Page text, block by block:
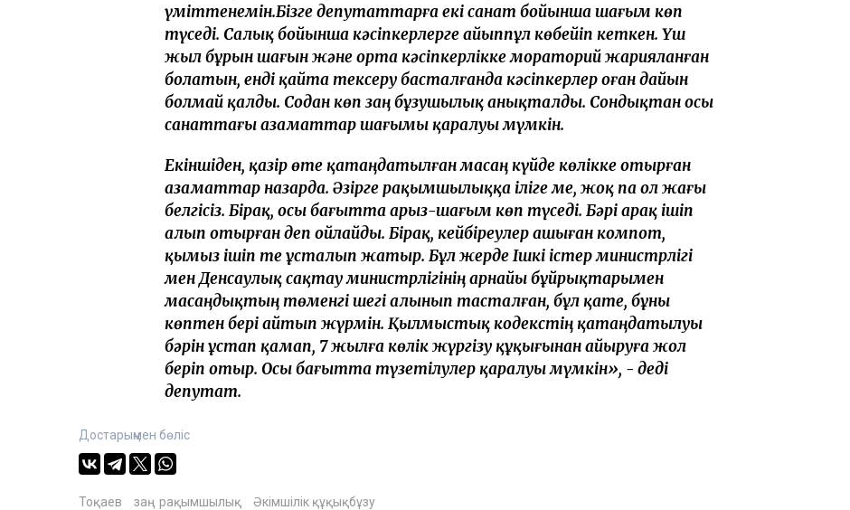
үміттенемін.Бізге депутаттарға екі санат бойынша шағым көп
түседі. Салық бойынша кәсіпкерлерге айыппұл көбейіп кеткен. Үш
жыл бұрын шағын және орта кәсіпкерлікке мораторий жарияланған
болатын, енді қайта тексеру басталғанда кәсіпкерлер оған дайын
болмай қалды. Содан көп заң бұзушылық анықталды. Сондықтан осы
санаттағы азаматтар шағымы қаралуы мүмкін.
Екіншіден, қазір өте қатаңдатылған масаң күйде көлікке отырған
азаматтар назарда. Әзірге рақымшылыққа іліге ме, жоқ па ол жағы
белгісіз. Бірақ, осы бағытта арыз-шағым көп түседі. Бәрі арақ ішіп
алып отырған деп ойлайды. Бірақ, кейбіреулер ашыған компот,
қымыз ішіп те ұсталып жатыр. Бұл жерде Ішкі істер министрлігі
мен Денсаулық сақтау министрлігінің арнайы бұйрықтарымен
масаңдықтың төменгі шегі алынып тасталған, бұл қате, бұны
көптен бері айтып жүрмін. Қылмыстық кодекстің қатаңдатылуы
бәрін ұстап қамап, 7 жылға көлік жүргізу құқығынан айыруға жол
беріп отыр. Осы бағытта түзетілулер қаралуы мүмкін», - деді
депутат.
Достарыңмен бөліс
Тоқаев заң рақымшылық Әкімшілік құқықбұзу